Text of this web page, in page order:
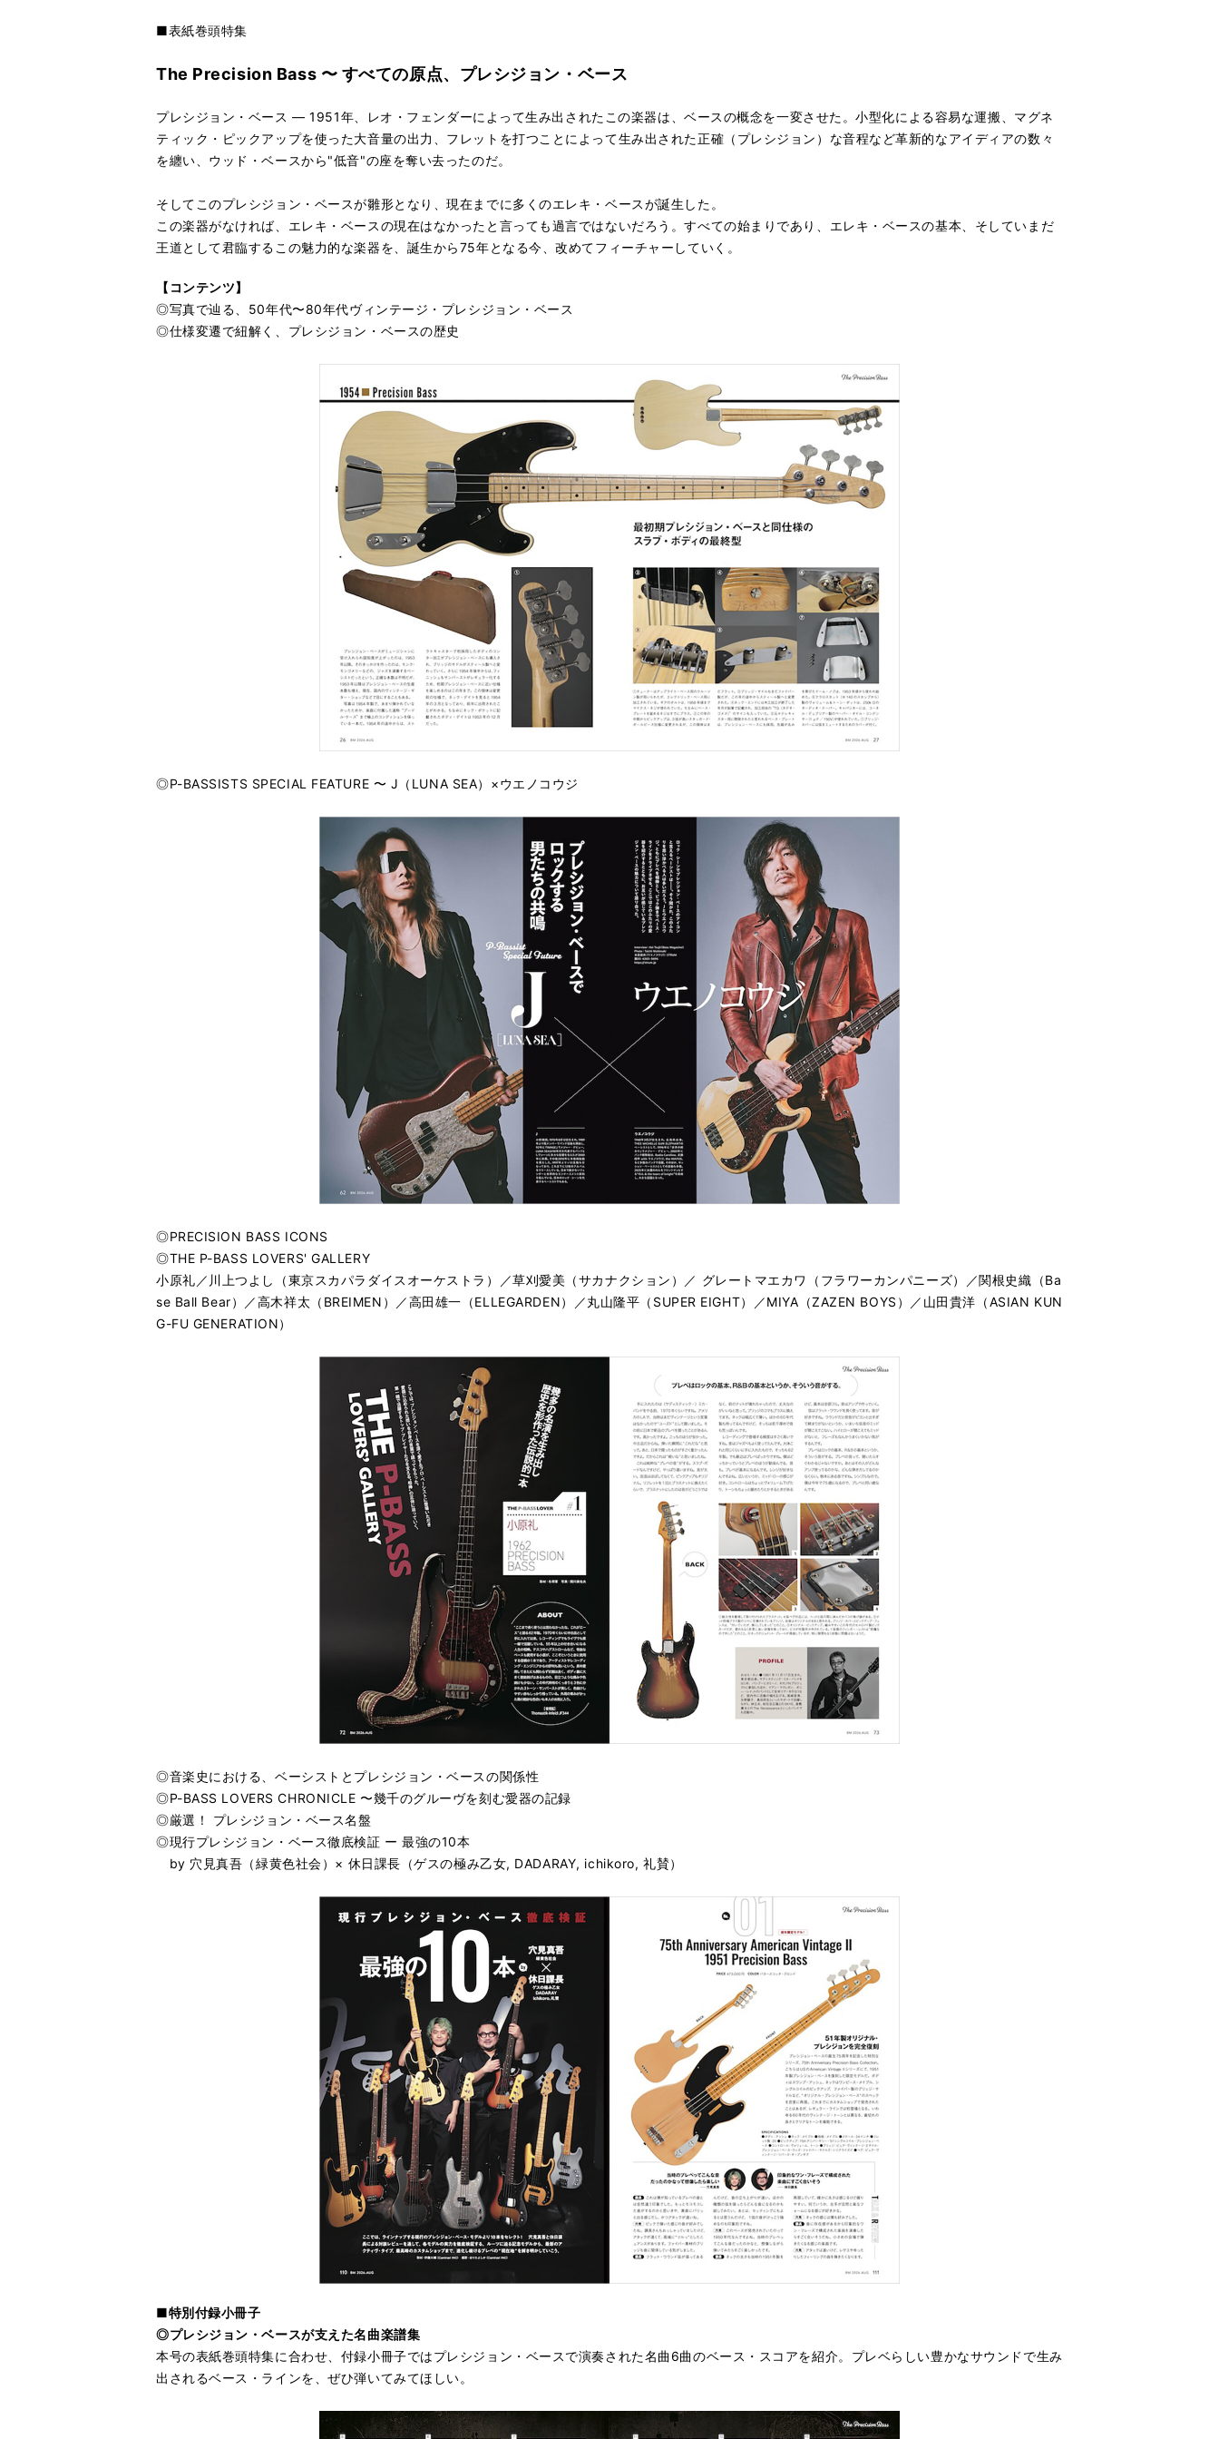
■表紙巻頭特集
The Precision Bass 〜 すべての原点、プレシジョン・ベース
プレシジョン・ベース ― 1951年、レオ・フェンダーによって生み出されたこの楽器は、ベースの概念を一変させた。小型化による容易な運搬、マグネ
ティック・ピックアップを使った大音量の出力、フレットを打つことによって生み出された正確（プレシジョン）な音程など革新的なアイディアの数々
を纏い、ウッド・ベースから"低音"の座を奪い去ったのだ。
そしてこのプレシジョン・ベースが雛形となり、現在までに多くのエレキ・ベースが誕生した。
この楽器がなければ、エレキ・ベースの現在はなかったと言っても過言ではないだろう。すべての始まりであり、エレキ・ベースの基本、そしていまだ
王道として君臨するこの魅力的な楽器を、誕生から75年となる今、改めてフィーチャーしていく。
【コンテンツ】
◎写真で辿る、50年代〜80年代ヴィンテージ・プレシジョン・ベース
◎仕様変遷で紐解く、プレシジョン・ベースの歴史
◎P-BASSISTS SPECIAL FEATURE 〜 J（LUNA SEA）×ウエノコウジ
◎PRECISION BASS ICONS
◎THE P-BASS LOVERS' GALLERY
小原礼／川上つよし（東京スカパラダイスオーケストラ）／草刈愛美（サカナクション）／ グレートマエカワ（フラワーカンパニーズ）／関根史織（Ba
se Ball Bear）／高木祥太（BREIMEN）／高田雄一（ELLEGARDEN）／丸山隆平（SUPER EIGHT）／MIYA（ZAZEN BOYS）／山田貴洋（ASIAN KUN
G-FU GENERATION）
◎音楽史における、ベーシストとプレシジョン・ベースの関係性
◎P-BASS LOVERS CHRONICLE 〜幾千のグルーヴを刻む愛器の記録
◎厳選！ プレシジョン・ベース名盤
◎現行プレシジョン・ベース徹底検証 ー 最強の10本
by 穴見真吾（緑黄色社会）× 休日課長（ゲスの極み乙女, DADARAY, ichikoro, 礼賛）
■特別付録小冊子
◎プレシジョン・ベースが支えた名曲楽譜集
本号の表紙巻頭特集に合わせ、付録小冊子ではプレシジョン・ベースで演奏された名曲6曲のベース・スコアを紹介。プレベらしい豊かなサウンドで生み
出されるベース・ラインを、ぜひ弾いてみてほしい。